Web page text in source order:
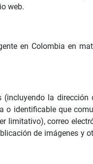
web.
en Colombia en
la
o identificable que
limitativo), correo
de imágenes y